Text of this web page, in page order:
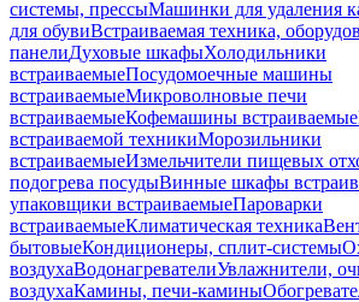
системы, прессыМашинки для удаления
для обувиВстраиваемая техника,
панелиДуховые шкафыХолодильники
встраиваемыеПосудомоечные машины
встраиваемыеМикроволновые печи
встраиваемыеКофемашины встраиваемые
встраиваемой техникиМорозильники
встраиваемыеИзмельчители пищевых
подогрева посудыВинные шкафы
упаковщики встраиваемыеПароварки
встраиваемыеКлиматическая техника
бытовыеКондиционеры, сплит-системы
воздухаВодонагревателиУвлажнители,
воздухаКамины, печи-камины